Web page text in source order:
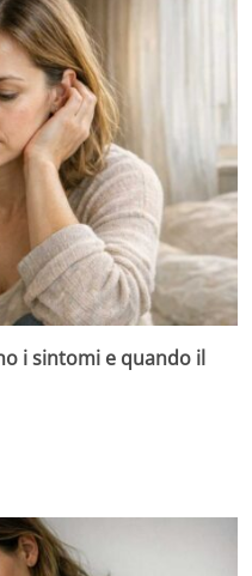
i sintomi e quando il